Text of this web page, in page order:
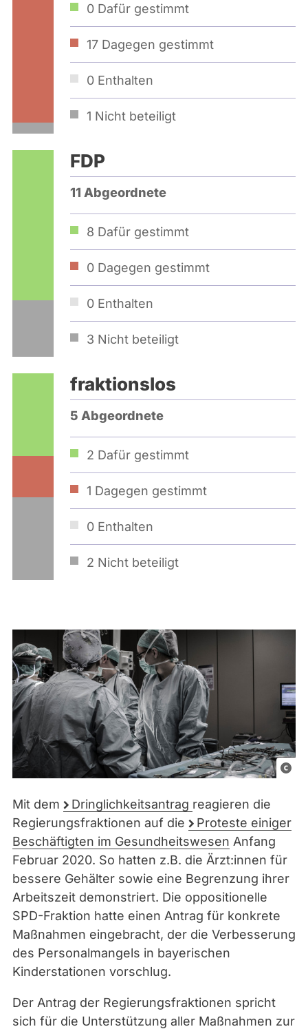
0 Dafür gestimmt
17 Dagegen gestimmt
0 Enthalten
1 Nicht beteiligt
FDP
11 Abgeordnete
8 Dafür gestimmt
0 Dagegen gestimmt
0 Enthalten
3 Nicht beteiligt
fraktionslos
5 Abgeordnete
2 Dafür gestimmt
1 Dagegen gestimmt
0 Enthalten
2 Nicht beteiligt
C
Mit dem Dringlichkeitsantrag reagieren die
Regierungsfraktionen auf die
Proteste einiger
Beschäftigten im Gesundheitswesen Anfang
Februar 2020. So hatten z.B. die Ärzt:innen für
bessere Gehälter sowie eine Begrenzung ihrer
Arbeitszeit demonstriert. Die oppositionelle
SPD-Fraktion hatte einen Antrag für konkrete
Maßnahmen eingebracht, der die Verbesserung
des Personalmangels in bayerischen
Kinderstationen vorschlug.
Der Antrag der Regierungsfraktionen spricht
sich für die Unterstützung aller Maßnahmen zur